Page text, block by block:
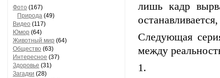
Фото (167)
Природа (49)
Видео (117)
Юмор (64)
Животный мир (64)
Общество (63)
Интересное (37)
Здоровье (31)
Загадки (28)
лишь кадр
Следующая
между
1.